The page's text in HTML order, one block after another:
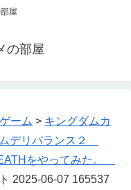
屋
の部屋
ゲーム > キングダムカ
デリバランス２
をやってみた。
2025-06-07 165537